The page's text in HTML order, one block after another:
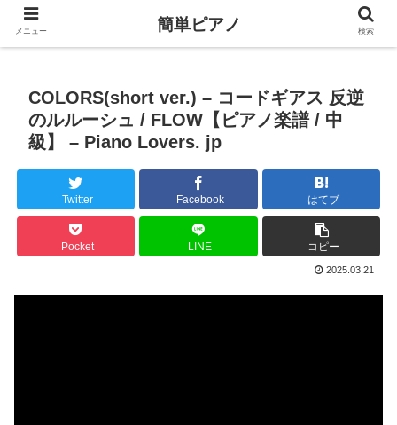
COLORS(short ver.) – コードギアス 反逆
のルルーシュ / FLOW【ピアノ楽譜 / 中
級】 – Piano Lovers. jp
Twitter Facebook はてブ
Pocket LINE コピー
2025.03.21
メニュー 簡単ピアノ 検索